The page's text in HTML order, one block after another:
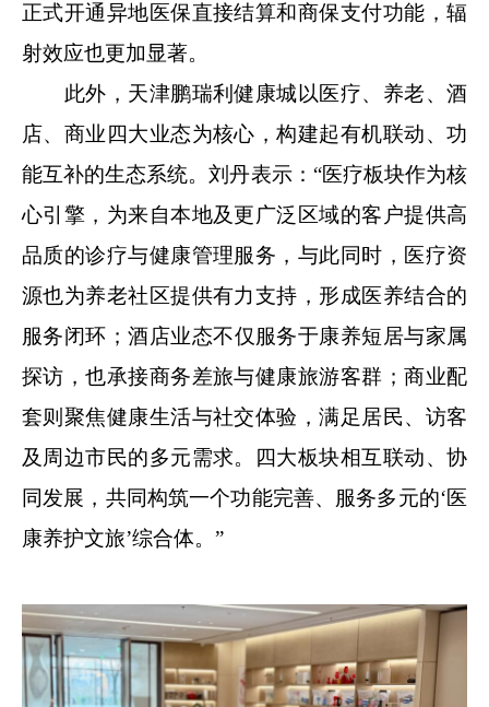
正式开通异地医保直接结算和商保支付功能，辐
射效应也更加显著。
此外，天津鹏瑞利健康城以医疗、养老、酒
店、商业四大业态为核心，构建起有机联动、功
能互补的生态系统。刘丹表示：“医疗板块作为核
心引擎，为来自本地及更广泛区域的客户提供高
品质的诊疗与健康管理服务，与此同时，医疗资
源也为养老社区提供有力支持，形成医养结合的
服务闭环；酒店业态不仅服务于康养短居与家属
探访，也承接商务差旅与健康旅游客群；商业配
套则聚焦健康生活与社交体验，满足居民、访客
及周边市民的多元需求。四大板块相互联动、协
同发展，共同构筑一个功能完善、服务多元的‘医
康养护文旅’综合体。”